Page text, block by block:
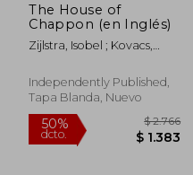
50%
dcto. $ 1.118
The House of
Chappon (en Inglés)
Zijlstra, Isobel ; Kovacs,
Ferenc
Independently Published,
Tapa Blanda, Nuevo